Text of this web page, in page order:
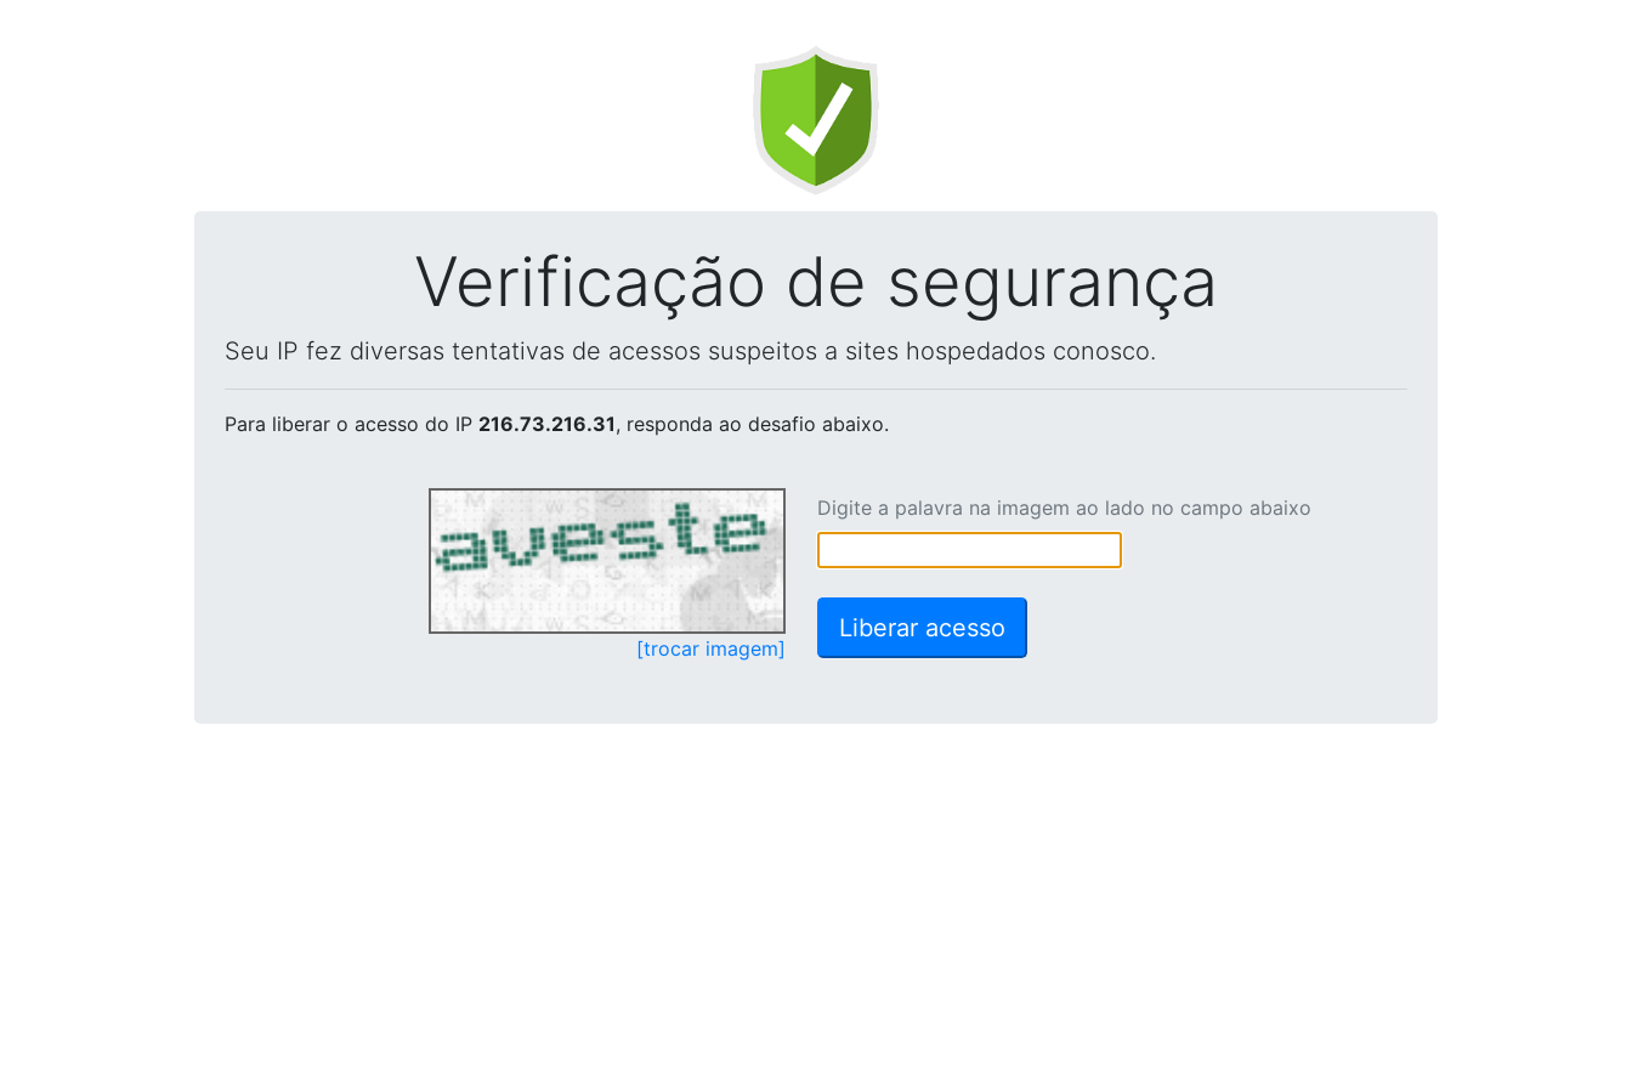
Verificação de segurança
Seu IP fez diversas tentativas de acessos suspeitos a sites hospedados conosco.
Para liberar o acesso do IP 216.73.216.31, responda ao desafio abaixo.
[trocar imagem]
Digite a palavra na imagem ao lado no campo abaixo